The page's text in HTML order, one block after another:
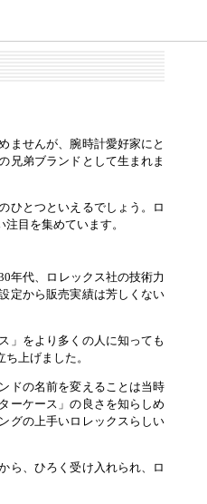
ませんが、腕時計愛好家にと
兄弟ブランドとして生まれま
ひとつといえるでしょう。ロ
目を集めています。
年代、ロレックス社の技術力
定から販売実績は芳しくない
」をより多くの人に知っても
上げました。
ドの名前を変えることは当時
ーケース」の良さを知らしめ
グの上手いロレックスらしい
ら、ひろく受け入れられ、ロ